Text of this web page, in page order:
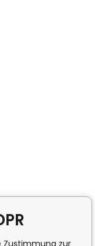
Zustimmung zur